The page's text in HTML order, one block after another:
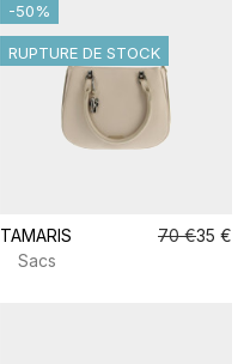
TAMARIS 70 €35 €
Sacs
-50%
RUPTURE DE STOCK